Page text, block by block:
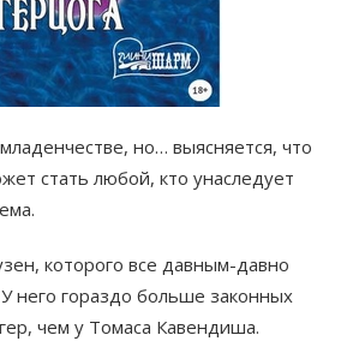
но… выясняется, что
стать любой, кто унаследует
которого все давным-давно
него гораздо больше законных
чем у Томаса Кавендиша.